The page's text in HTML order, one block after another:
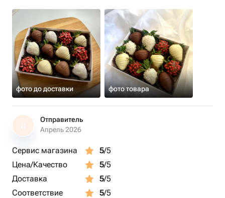
фото до доставки фото товара
О
Отправитель
Апрель 2026
Сервис магазина 5/5
Цена/Качество
5/5
Доставка
5/5
Соответствие
5/5